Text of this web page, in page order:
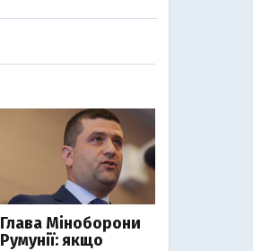
Глава Міноборони
Румунії: якщо